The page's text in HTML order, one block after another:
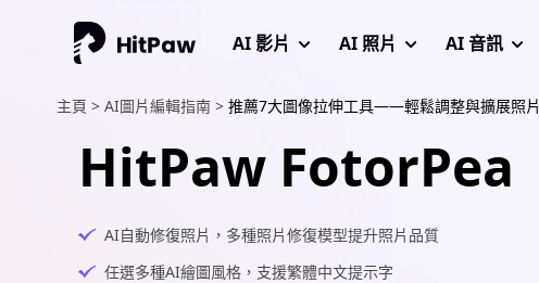
AI 影片 AI 照片 AI 音訊
主頁 > AI圖片編輯指南 > 推薦7大圖像拉伸工具——輕鬆調整與擴展照片
HitPaw FotorPea
AI自動修復照片，多種照片修復模型提升照片品質
任選多種AI繪圖風格，支援繁體中文提示字